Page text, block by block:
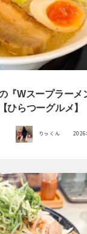
『Wスープラーメ
ひらつーグルメ】
りっ くん 2026